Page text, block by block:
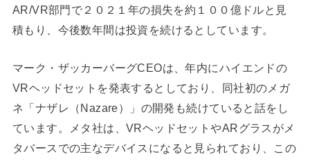
AR/VR部門で２０２１年の損失を約１００億ドルと見
積もり、今後数年間は投資を続けるとしています。
マーク・ザッカーバーグCEOは、年内にハイエンドの
VRヘッドセットを発表するとしており、同社初のメガ
ネ「ナザレ（Nazare）」の開発も続けていると話をし
ています。メタ社は、VRヘッドセットやARグラスがメ
タバースでの主なデバイスになると見られており、この